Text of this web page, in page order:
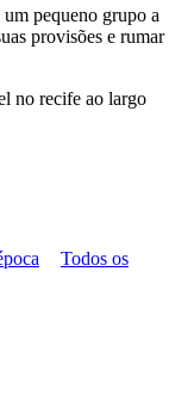
pequeno grupo a
provisões e rumar
no recife ao largo
Todos os